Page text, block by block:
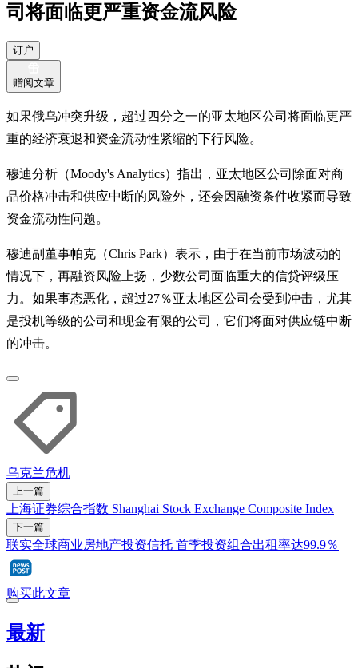
司将面临更严重资金流风险
订户
赠阅文章
如果俄乌冲突升级，超过四分之一的亚太地区公司将面临更严
重的经济衰退和资金流动性紧缩的下行风险。
穆迪分析（Moody's Analytics）指出，亚太地区公司除面对商
品价格冲击和供应中断的风险外，还会因融资条件收紧而导致
资金流动性问题。
穆迪副董事帕克（Chris Park）表示，由于在当前市场波动的
情况下，再融资风险上扬，少数公司面临重大的信贷评级压
力。如果事态恶化，超过27％亚太地区公司会受到冲击，尤其
是投机等级的公司和现金有限的公司，它们将面对供应链中断
的冲击。
乌克兰危机
上一篇
上海证券综合指数 Shanghai Stock Exchange Composite Index
下一篇
联实全球商业房地产投资信托 首季投资组合出租率达99.9％
购买此文章
最新